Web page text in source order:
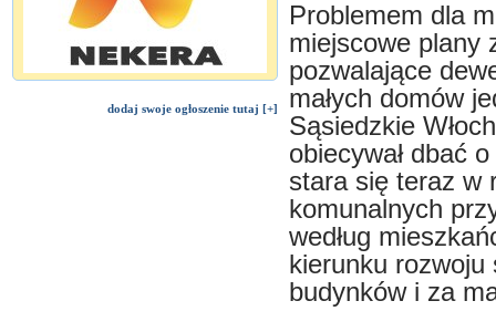
dodaj swoje ogłoszenie tutaj [+]
Problemem dla
miejscowe plany
pozwalające
małych domów
Sąsiedzkie
obiecywał dbać
stara się teraz w
komunalnych
według
kierunku
budynków i za